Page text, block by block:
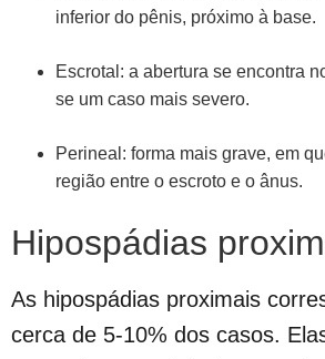
inferior do pênis, próximo à base.
Escrotal: a abertura se encontra
se um caso mais severo.
Perineal: forma mais grave, em
região entre o escroto e o ânus.
Hipospádias
As hipospádias proximais
cerca de 5-10% dos casos.